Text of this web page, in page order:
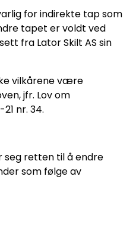
for indirekte tap som
tapet er voldt ved
fra Lator Skilt AS sin
vilkårene være
jfr. Lov om
nr. 34.
seg retten til å endre
som følge av